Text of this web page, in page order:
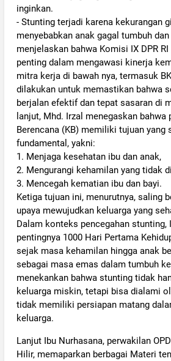
inginkan.
- Stunting terjadi karena kekurangan
menyebabkan anak gagal tumbuh
menjelaskan bahwa Komisi IX DPR
penting dalam mengawasi kinerja
mitra kerja di bawah nya, termasuk
dilakukan untuk memastikan bahwa
berjalan efektif dan tepat sasaran di
lanjut, Mhd. Irzal menegaskan bahwa
Berencana (KB) memiliki tujuan yang
fundamental, yakni:
1. Menjaga kesehatan ibu dan anak,
2. Mengurangi kehamilan yang tidak
3. Mencegah kematian ibu dan bayi.
Ketiga tujuan ini, menurutnya, saling
upaya mewujudkan keluarga yang
Dalam konteks pencegahan stunting,
pentingnya 1000 Hari Pertama
sejak masa kehamilan hingga anak
sebagai masa emas dalam tumbuh
menekankan bahwa stunting tidak
keluarga miskin, tetapi bisa dialami
tidak memiliki persiapan matang
keluarga.
Lanjut Ibu Nurhasana, perwakilan
Hilir, memaparkan berbagai Materi